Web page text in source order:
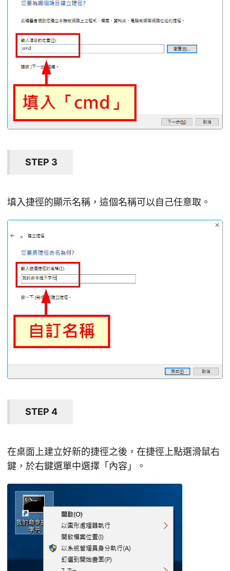
STEP 3
填入捷徑的顯示名稱，這個名稱可以自己任意取。
STEP 4
在桌面上建立好新的捷徑之後，在捷徑上點選滑鼠右
鍵，於右鍵選單中選擇「內容」。